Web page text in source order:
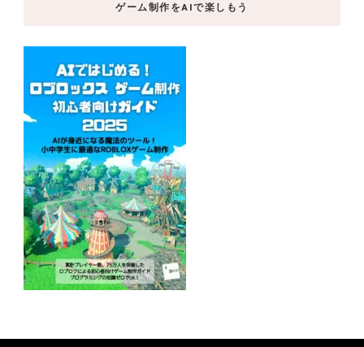
ゲーム制作をAIで楽しもう